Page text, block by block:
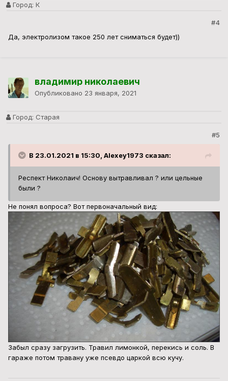
Город: К
#4
Да, электролизом такое 250 лет сниматься будет))
владимир николаевич
Опубликовано 23 января, 2021
Город: Старая
#5
В 23.01.2021 в 15:30, Alexey1973 сказал:
Респект Николаич! Основу вытравливал ? или цельные
были ?
Не понял вопроса? Вот первоначальный вид:
Забыл сразу загрузить. Травил лимонкой, перекись и соль. В
гараже потом травану уже псевдо царкой всю кучу.